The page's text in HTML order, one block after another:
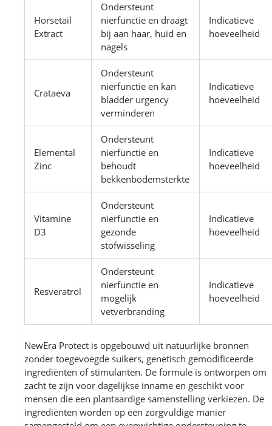
Horsetail
Extract
Ondersteunt
nierfunctie en draagt
bij aan haar, huid en
nagels
Indicatieve
hoeveelheid
Crataeva
Ondersteunt
nierfunctie en kan
bladder urgency
verminderen
Indicatieve
hoeveelheid
Elemental
Zinc
Ondersteunt
nierfunctie en
behoudt
bekkenbodemsterkte
Indicatieve
hoeveelheid
Vitamine
D3
Ondersteunt
nierfunctie en
gezonde
stofwisseling
Indicatieve
hoeveelheid
Resveratrol
Ondersteunt
nierfunctie en
mogelijk
vetverbranding
Indicatieve
hoeveelheid
NewEra Protect is opgebouwd uit natuurlijke bronnen
zonder toegevoegde suikers, genetisch gemodificeerde
ingrediënten of stimulanten. De formule is ontworpen om
zacht te zijn voor dagelijkse inname en geschikt voor
mensen die een plantaardige samenstelling verkiezen. De
ingrediënten worden op een zorgvuldige manier